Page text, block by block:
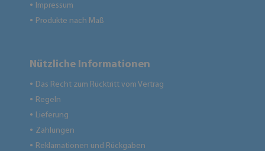
● Impressum
● Produkte nach Maß
Nützliche Informationen
● Das Recht zum Rücktritt vom Vertrag
● Regeln
● Lieferung
● Zahlungen
● Reklamationen und Rückgaben